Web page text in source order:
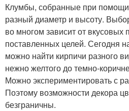
Клумбы, собранные при помощи
разный диаметр и высоту.
во многом зависит от вкусовых
поставленных целей. Сегодня
можно найти кирпичи разного
нежно желтого до темно-
Можно экспериментировать с
Поэтому возможности декора
безграничны.